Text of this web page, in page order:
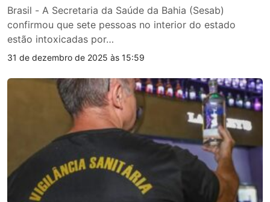
Brasil - A Secretaria da Saúde da Bahia (Sesab)
confirmou que sete pessoas no interior do estado
estão intoxicadas por…
31 de dezembro de 2025 às 15:59